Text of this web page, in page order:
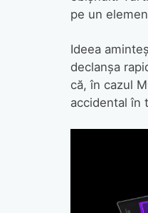
pe un
Ideea
declanșa
că, în cazul
accidental în